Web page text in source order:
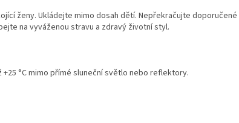
ženy. Ukládejte mimo dosah dětí. Nepřekračujte doporučené
na vyváženou stravu a zdravý životní styl.
°C mimo přímé sluneční světlo nebo reflektory.